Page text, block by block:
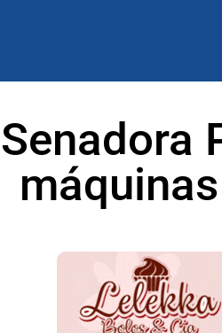
Senadora